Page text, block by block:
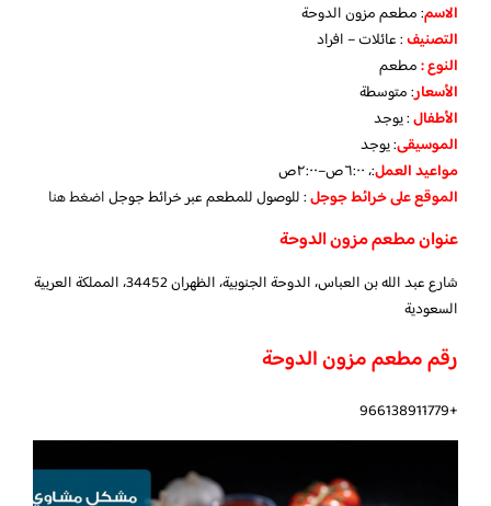
الاسم: مطعم مزون الدوحة
التصنيف: عائلات – افراد
النوع :مطعم
الأسعار:متوسطة
الأطفال:يوجد
الموسيقى:يوجد
مواعيد العمل:، ٦:٠٠ص–٢:٠٠ص
الموقع على خرائط جوجل: للوصول للمطعم عبر خرائط جوجلاضغط هنا
عنوان مطعم مزون الدوحة
شارع عبد الله بن العباس، الدوحة الجنوبية، الظهران 34452، المملكة العربية
السعودية
رقم مطعم مزون الدوحة
+966138911779